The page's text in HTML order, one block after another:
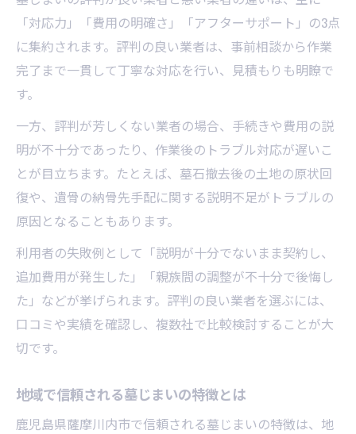
「対応力」「費用の明確さ」「アフターサポート」の3点
に集約されます。評判の良い業者は、事前相談から作業
完了まで一貫して丁寧な対応を行い、見積もりも明瞭で
す。
一方、評判が芳しくない業者の場合、手続きや費用の説
明が不十分であったり、作業後のトラブル対応が遅いこ
とが目立ちます。たとえば、墓石撤去後の土地の原状回
復や、遺骨の納骨先手配に関する説明不足がトラブルの
原因となることもあります。
利用者の失敗例として「説明が十分でないまま契約し、
追加費用が発生した」「親族間の調整が不十分で後悔し
た」などが挙げられます。評判の良い業者を選ぶには、
口コミや実績を確認し、複数社で比較検討することが大
切です。
地域で信頼される墓じまいの特徴とは
鹿児島県薩摩川内市で信頼される墓じまいの特徴は、地